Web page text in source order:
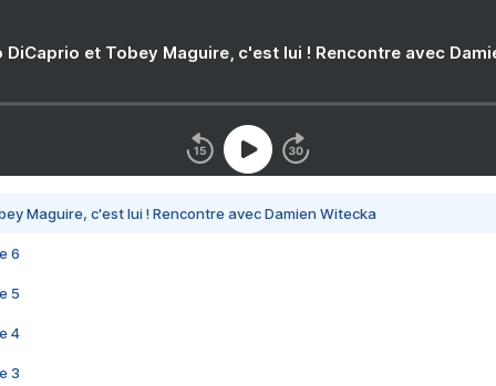
DiCaprio et Tobey Maguire, c'est lui ! Rencontre avec
Maguire, c'est lui ! Rencontre avec Damien Witecka
6
5
4
3